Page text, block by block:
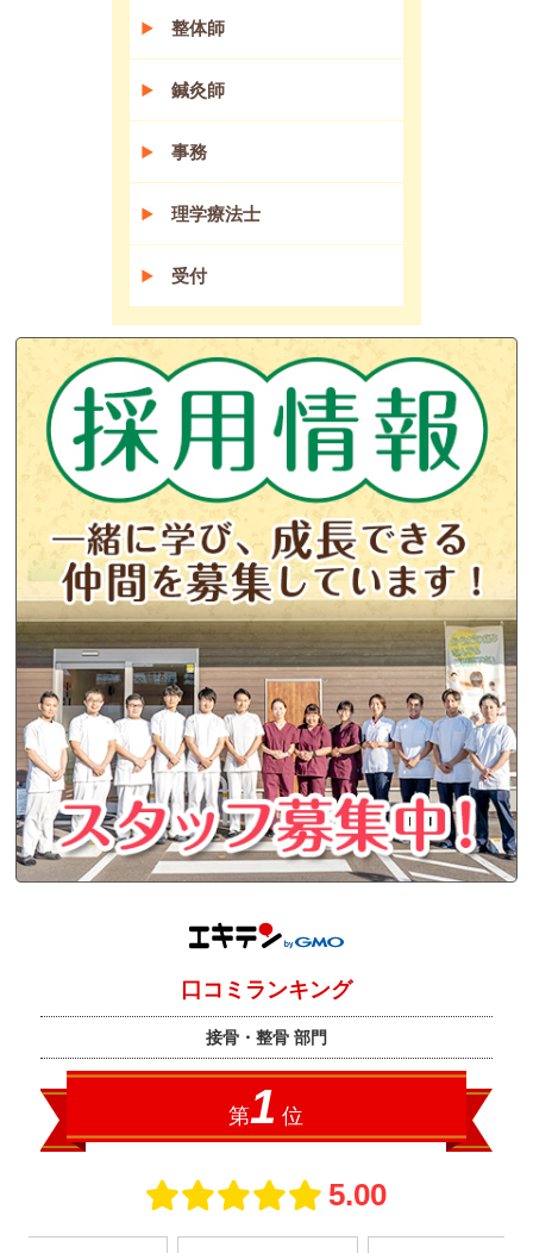
整体師
鍼灸師
事務
理学療法士
受付